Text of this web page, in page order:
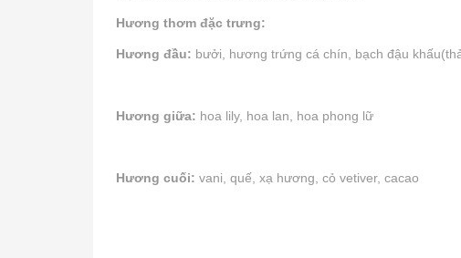
Hương thơm đặc trưng:
Hương đầu: bưởi, hương trứng cá chín, bạch đậu
Hương giữa: hoa lily, hoa lan, hoa phong lữ
Hương cuối: vani, quế, xạ hương, cỏ vetiver, cacao